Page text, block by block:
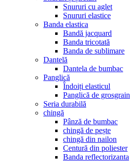
Snururi cu aglet
Snururi elastice
Banda elastica
Bandă jacquard
Banda tricotată
Banda de sublimare
Dantelă
Dantela de bumbac
Panglică
Îndoiți elasticul
Panglică de grosgrain
Seria durabilă
chingă
Pânză de bumbac
chingă de pește
chingă din nailon
Centură din poliester
Banda reflectorizanta